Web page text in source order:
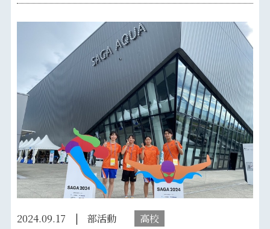
2024.09.17 部活動 高校